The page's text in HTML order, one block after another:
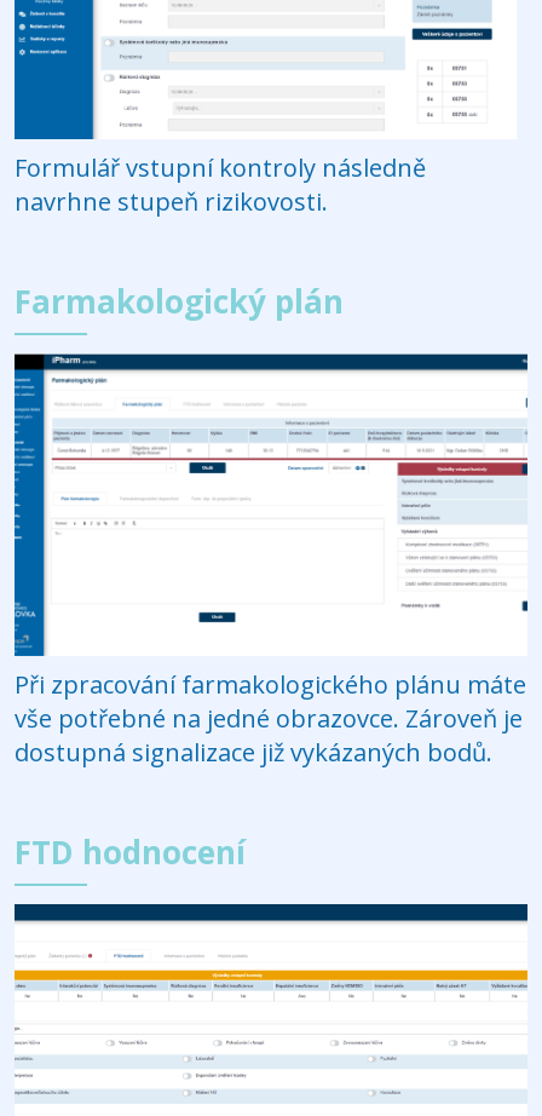
Formulář vstupní kontroly následně
navrhne stupeň rizikovosti.
Farmakologický plán
Při zpracování farmakologického plánu máte
vše potřebné na jedné obrazovce. Zároveň je
dostupná signalizace již vykázaných bodů.
FTD hodnocení